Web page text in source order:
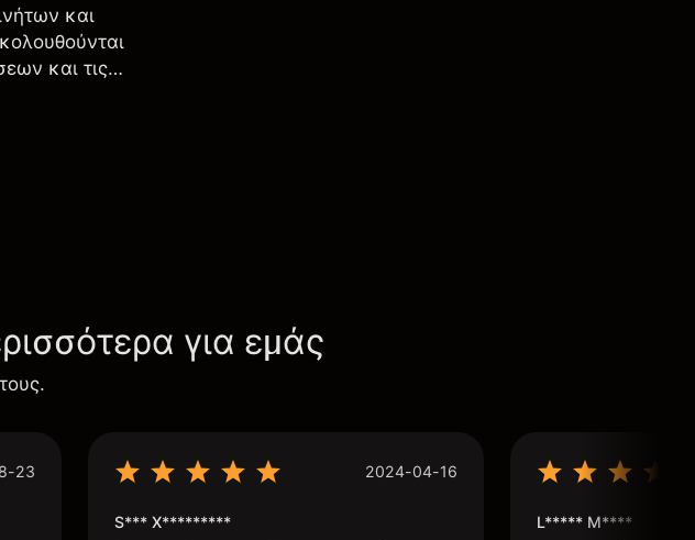
και
και τις
για εμάς
23 2024-04-16
S*** X********* L***** M****